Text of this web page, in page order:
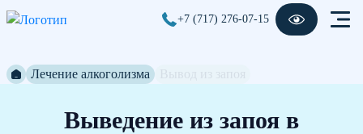
+7 (717) 276-07-15
Лечение алкоголизма
Выведение из запоя в